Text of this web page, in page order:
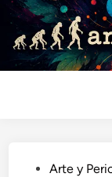
Saltar
contenido
Publicado
Arte y